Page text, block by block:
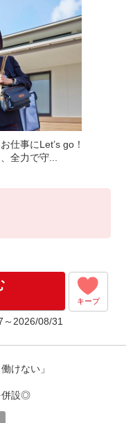
仕事にLet’s go！
全力で守...
指す方、転職希望
円
キープ
2026/08/31
けない」
併設◎